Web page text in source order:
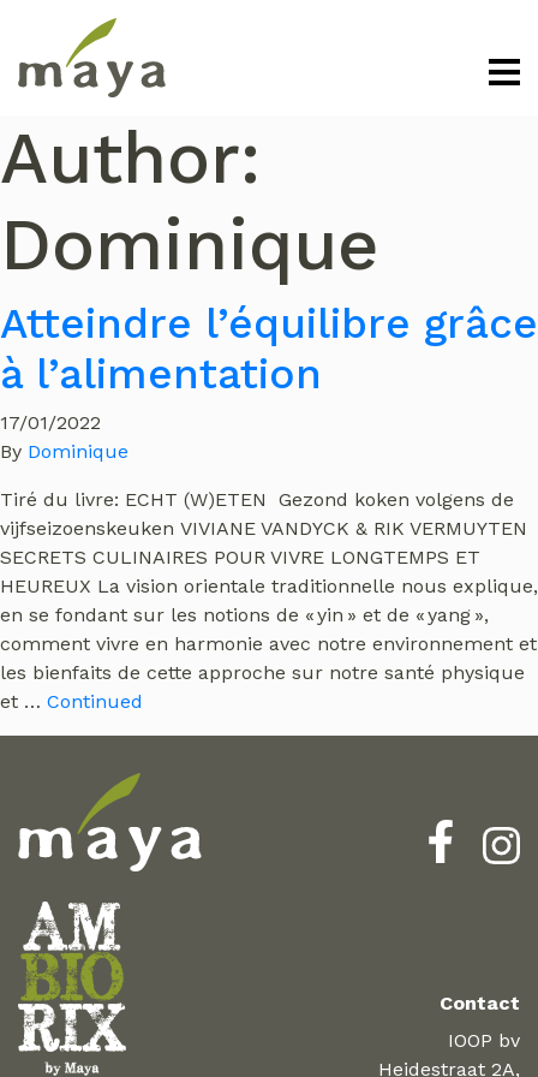
Author:
Dominique
Atteindre l’équilibre grâce
à l’alimentation
17/01/2022
By Dominique
Tiré du livre: ECHT (W)ETEN Gezond koken volgens de
vijfseizoenskeuken VIVIANE VANDYCK & RIK VERMUYTEN
SECRETS CULINAIRES POUR VIVRE LONGTEMPS ET
HEUREUX La vision orientale traditionnelle nous explique,
en se fondant sur les notions de « yin » et de « yang »,
comment vivre en harmonie avec notre environnement et
les bienfaits de cette approche sur notre santé physique
et … Continued
Contact
IOOP bv
Heidestraat 2A,